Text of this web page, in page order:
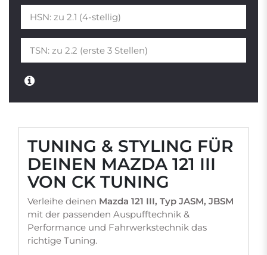
TUNING & STYLING FÜR
DEINEN MAZDA 121 III
VON CK TUNING
Verleihe deinen Mazda 121 III, Typ JASM, JBSM
mit der passenden Auspufftechnik &
Performance und Fahrwerkstechnik das
richtige Tuning.